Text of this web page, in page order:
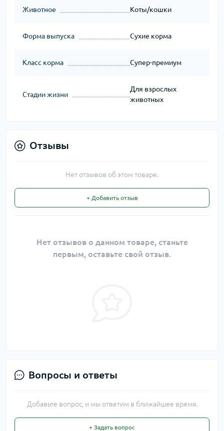
Животное Коты/кошки
Форма выпуска Сухие корма
Класс корма Супер-премиум
Стадии жизни
Для взрослых
животных
Отзывы
Нет отзывов об этом товаре.
+ Добавить отзыв
Нет отзывов о данном товаре, станьте
первым, оставьте свой отзыв.
Вопросы и ответы
Добавьте вопрос, и мы ответим в ближайшее время.
+ Задать вопрос